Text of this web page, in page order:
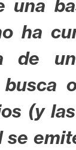
una
ha
de
(y